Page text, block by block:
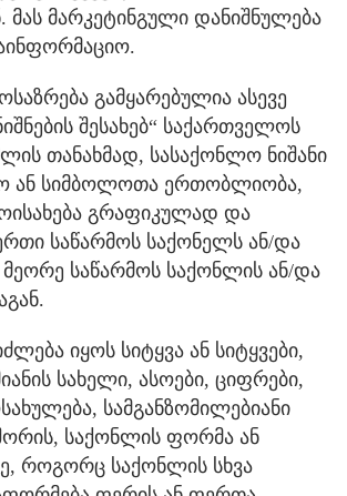
მას მარკეტინგული დანიშნულება
გამყარებულია ასევე
შესახებ“ საქართველოს
თანახმად, სასაქონლო ნიშანი
ან სიმბოლოთა ერთობლიობა,
გრაფიკულად და
ერთი საწარმოს საქონელს ან/და
მეორე საწარმოს საქონლის ან/და
იყოს სიტყვა ან სიტყვები,
სახელი, ასოები, ციფრები,
სამგანზომილებიანი
საქონლის ფორმა ან
როგორც საქონლის სხვა